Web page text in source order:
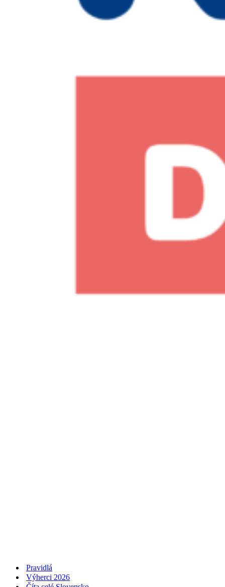
Pravidlá
Výherci 2026